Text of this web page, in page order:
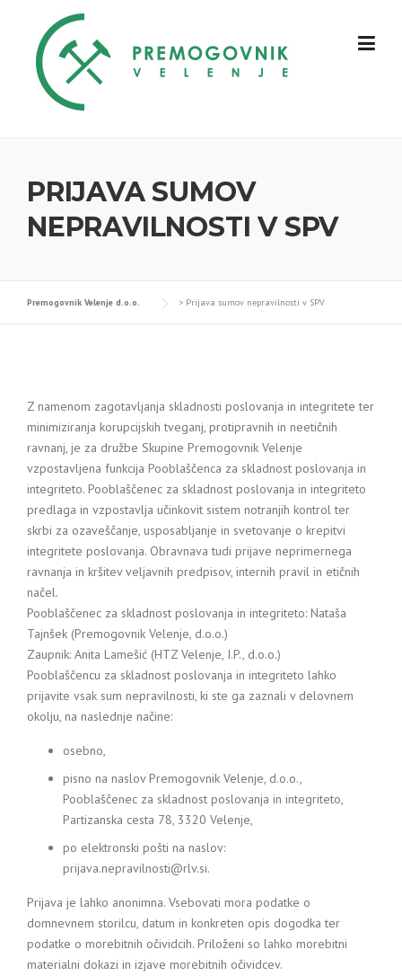
content
PRIJAVA SUMOV
NEPRAVILNOSTI V SPV
Premogovnik Velenje d.o.o. > Prijava sumov nepravilnosti v SPV
Z namenom zagotavljanja skladnosti poslovanja in integritete ter
minimiziranja korupcijskih tveganj, protipravnih in neetičnih
ravnanj, je za družbe Skupine Premogovnik Velenje
vzpostavljena funkcija Pooblaščenca za skladnost poslovanja in
integriteto. Pooblaščenec za skladnost poslovanja in integriteto
predlaga in vzpostavlja učinkovit sistem notranjih kontrol ter
skrbi za ozaveščanje, usposabljanje in svetovanje o krepitvi
integritete poslovanja. Obravnava tudi prijave neprimernega
ravnanja in kršitev veljavnih predpisov, internih pravil in etičnih
načel.
Pooblaščenec za skladnost poslovanja in integriteto: Nataša
Tajnšek (Premogovnik Velenje, d.o.o.)
Zaupnik: Anita Lamešić (HTZ Velenje, I.P., d.o.o.)
Pooblaščencu za skladnost poslovanja in integriteto lahko
prijavite vsak sum nepravilnosti, ki ste ga zaznali v delovnem
okolju, na naslednje načine:
osebno,
pisno na naslov Premogovnik Velenje, d.o.o.,
Pooblaščenec za skladnost poslovanja in integriteto,
Partizanska cesta 78, 3320 Velenje,
po elektronski pošti na naslov:
prijava.nepravilnosti@rlv.si.
Prijava je lahko anonimna. Vsebovati mora podatke o
domnevnem storilcu, datum in konkreten opis dogodka ter
podatke o morebitnih očividcih. Priloženi so lahko morebitni
materialni dokazi in izjave morebitnih očividcev.